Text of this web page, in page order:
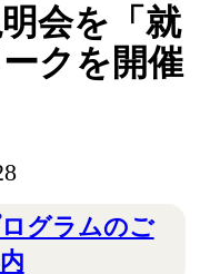
会を「就
クを開催
グラムのご